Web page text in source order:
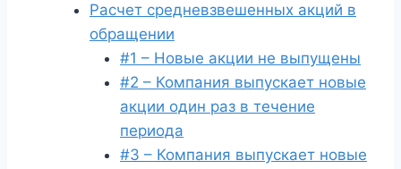
Расчет средневзвешенных акций в
обращении
#1 – Новые акции не выпущены
#2 – Компания выпускает новые
акции один раз в течение
периода
#3 – Компания выпускает новые